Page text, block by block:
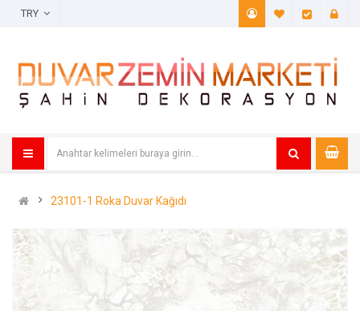
A. Listem
23101-1 Roka Duvar Kağıdı